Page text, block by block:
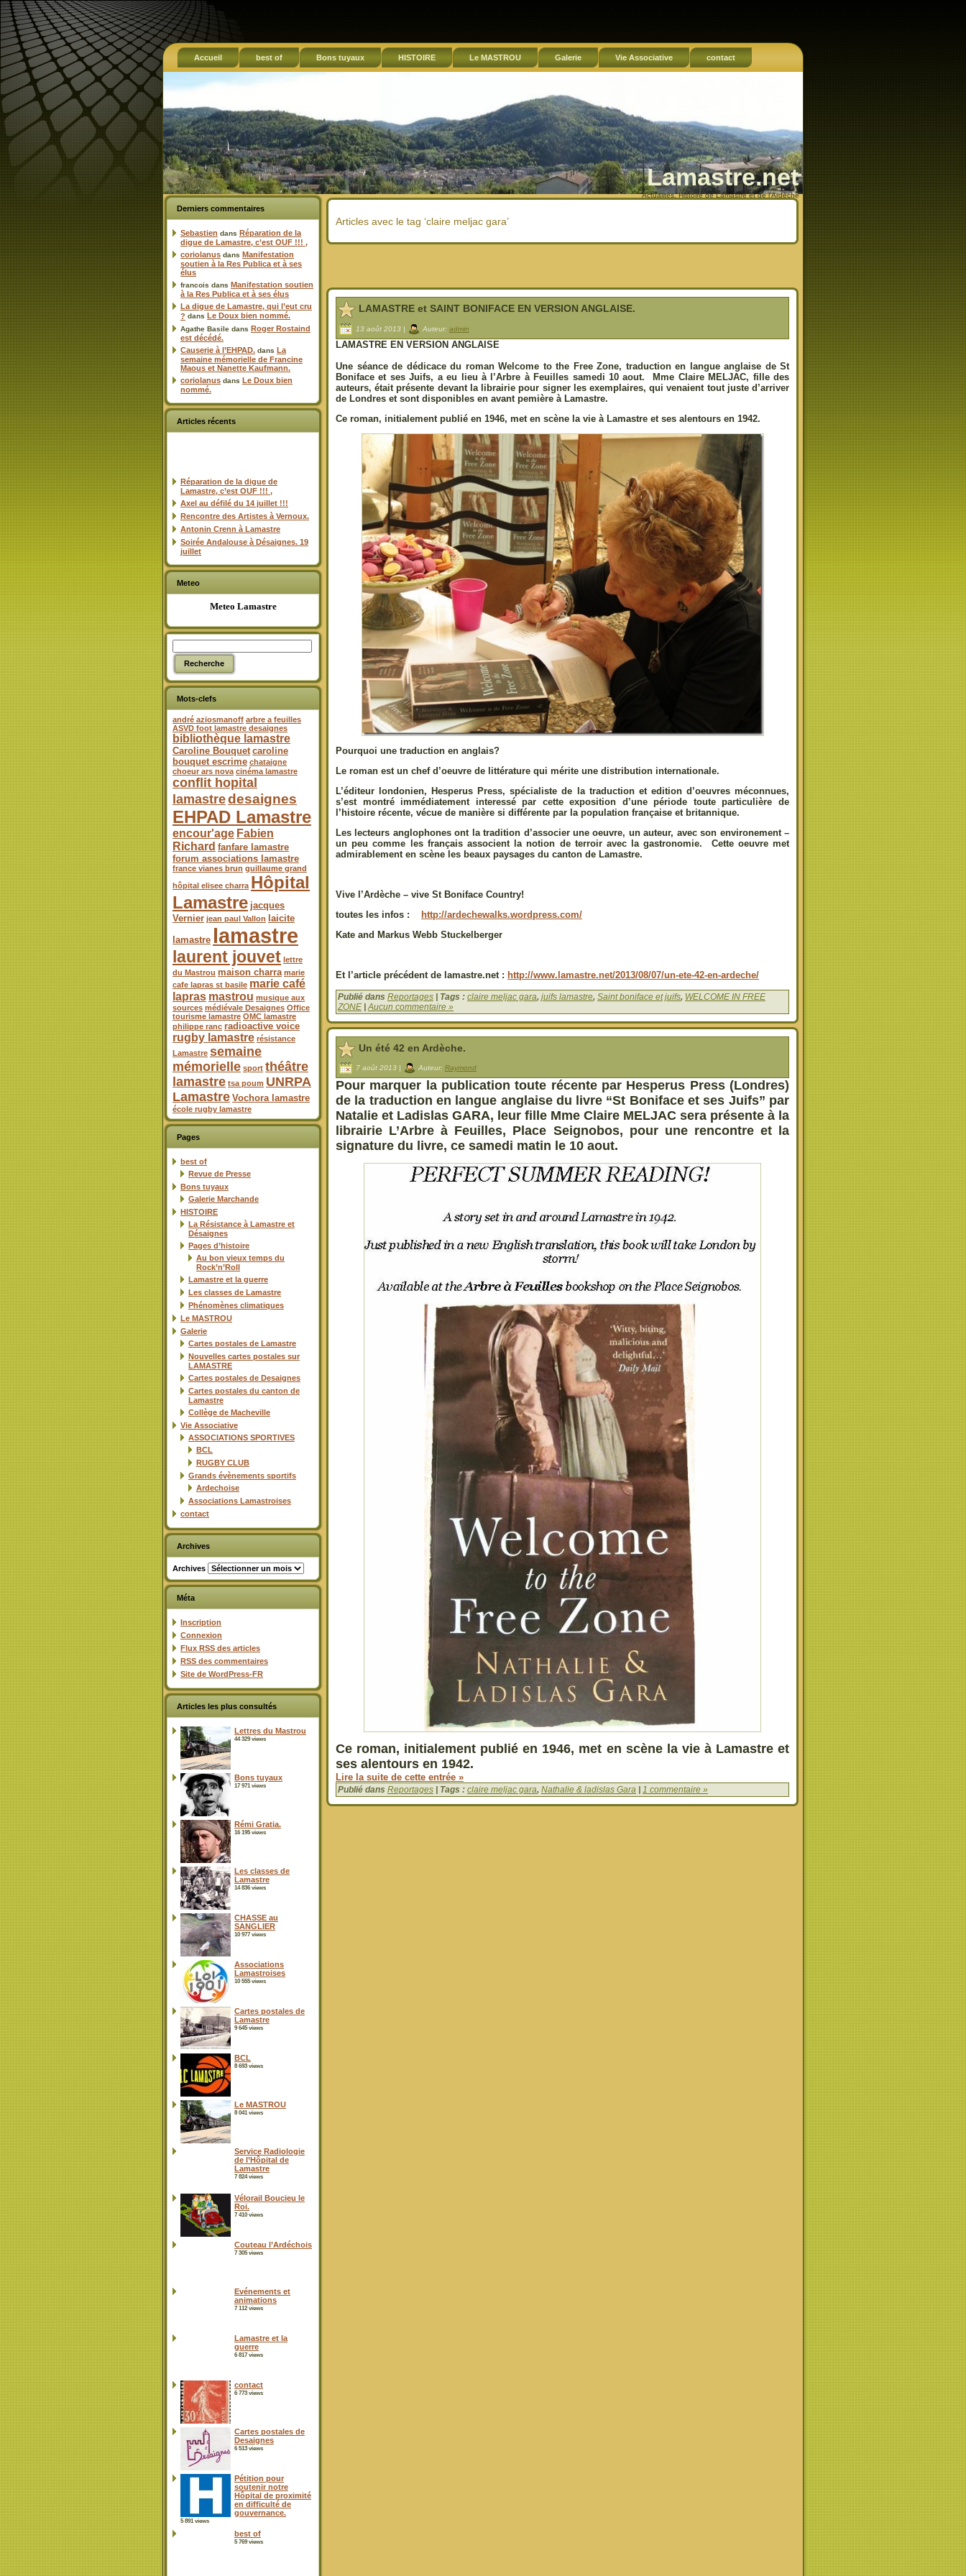
Accueil best of Bons tuyaux HISTOIRE Le MASTROU Galerie Vie Associative contact
Lamastre.net
Actualités, Histoire de Lamastre et de l'Ardèche
Derniers commentaires
Sebastien dans Réparation de la
digue de Lamastre, c’est OUF !!! ,
coriolanus dans Manifestation
soutien à la Res Publica et à ses
élus
francois dans Manifestation soutien
à la Res Publica et à ses élus
La digue de Lamastre, qui l’eut cru
? dans Le Doux bien nommé.
Agathe Basile dans Roger Rostaind
est décédé.
Causerie à l’EHPAD. dans La
semaine mémorielle de Francine
Maous et Nanette Kaufmann.
coriolanus dans Le Doux bien
nommé.
Articles récents
Réparation de la digue de
Lamastre, c’est OUF !!! ,
Axel au défilé du 14 juillet !!!
Rencontre des Artistes à Vernoux.
Antonin Crenn à Lamastre
Soirée Andalouse à Désaignes. 19
juillet
Meteo
Meteo Lamastre
Mots-clefs
andré aziosmanoff arbre a feuilles
ASVD foot lamastre desaignes
bibliothèque lamastre
Caroline Bouquet caroline
bouquet escrime chataigne
choeur ars nova cinéma lamastre
conflit hopital
lamastredesaignes
EHPAD Lamastre
encour'age Fabien
Richard fanfare lamastre
forum associations lamastre
france vianes brun guillaume grand
hôpital elisee charra Hôpital
Lamastre jacques
Vernier jean paul Vallon
laicite
lamastre lamastre
laurent jouvet lettre
du Mastrou maison charra marie
cafe lapras st basile marie café
lapras mastrou musique aux
sources médiévale Desaignes Office
tourisme lamastre OMC lamastre
philippe ranc radioactive voice
rugby lamastre résistance
Lamastre semaine
mémorielle sport théâtre
lamastre tsa poum UNRPA
Lamastre Vochora lamastre
école rugby lamastre
Pages
best of
Revue de Presse
Bons tuyaux
Galerie Marchande
HISTOIRE
La Résistance à Lamastre et
Désaignes
Pages d’histoire
Au bon vieux temps du
Rock’n’Roll
Lamastre et la guerre
Les classes de Lamastre
Phénomènes climatiques
Le MASTROU
Galerie
Cartes postales de Lamastre
Nouvelles cartes postales sur
LAMASTRE
Cartes postales de Desaignes
Cartes postales du canton de
Lamastre
Collège de Macheville
Vie Associative
ASSOCIATIONS SPORTIVES
BCL
RUGBY CLUB
Grands évènements sportifs
Ardechoise
Associations Lamastroises
contact
Archives
Archives
Méta
Inscription
Connexion
Flux RSS des articles
RSS des commentaires
Site de WordPress-FR
Articles les plus consultés
Lettres du Mastrou
44 329 views
Bons tuyaux
17 971 views
Rémi Gratia.
16 195 views
Les classes de
Lamastre
14 836 views
CHASSE au
SANGLIER
10 977 views
Associations
Lamastroises
10 555 views
Cartes postales de
Lamastre
9 645 views
BCL
8 693 views
Le MASTROU
8 041 views
Service Radiologie
de l’Hôpital de
Lamastre
7 824 views
Vélorail Boucieu le
Roi.
7 410 views
Couteau l’Ardéchois
7 305 views
Evénements et
animations
7 112 views
Lamastre et la
guerre
6 817 views
contact
6 773 views
Cartes postales de
Desaignes
6 513 views
Pétition pour
soutenir notre
Hôpital de proximité
en difficulté de
gouvernance.
5 891 views
best of
5 769 views
Articles avec le tag ‘claire meljac gara’
LAMASTRE et SAINT BONIFACE EN VERSION ANGLAISE.
13 août 2013 | Auteur: admin
LAMASTRE EN VERSION ANGLAISE
Une séance de dédicace du roman Welcome to the Free Zone, traduction en langue anglaise de St
Boniface et ses Juifs, a eu lieu à l’Arbre à Feuilles samedi 10 aout. Mme Claire MELJAC, fille des
auteurs, était présente devant la librairie pour signer les exemplaires, qui venaient tout juste d’arriver
de Londres et sont disponibles en avant pemière à Lamastre.
Ce roman, initialement publié en 1946, met en scène la vie à Lamastre et ses alentours en 1942.
Pourquoi une traduction en anglais?
Le roman est un chef d’oeuvre de littérature qui mérite une distribution internationale.
L’éditeur londonien, Hesperus Press, spécialiste de la traduction et edition d’oeuvres méconnues,
s’est montré immédiatement interessé par cette exposition d’une période toute particulière de
l’histoire récente, vécue de manière si différente par la population française et britannique.
Les lecteurs anglophones ont la tradition d’associer une oeuvre, un auteur, avec son environement –
un peu comme les français associent la notion de terroir avec la gastronomie. Cette oeuvre met
admirablement en scène les beaux paysages du canton de Lamastre.
Vive l’Ardèche – vive St Boniface Country!
toutes les infos :
http://ardechewalks.wordpress.com/
Kate and Markus Webb Stuckelberger
Et l’article précédent de lamastre.net : http://www.lamastre.net/2013/08/07/un-ete-42-en-ardeche/
Publié dans Reportages | Tags : claire meljac gara, juifs lamastre, Saint boniface et juifs, WELCOME IN FREE
ZONE |Aucun commentaire »
Un été 42 en Ardèche.
7 août 2013 | Auteur: Raymond
Pour marquer la publication toute récente par Hesperus Press (Londres)
de la traduction en langue anglaise du livre “St Boniface et ses Juifs” par
Natalie et Ladislas GARA, leur fille Mme Claire MELJAC sera présente à la
librairie L’Arbre à Feuilles, Place Seignobos, pour une rencontre et la
signature du livre, ce samedi matin le 10 aout.
Ce roman, initialement publié en 1946, met en scène la vie à Lamastre et
ses alentours en 1942.
Lire la suite de cette entrée »
Publié dans Reportages | Tags : claire meljac gara, Nathalie & ladislas Gara 1 commentaire »